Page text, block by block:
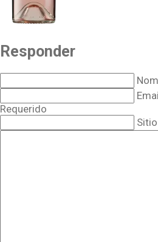
Responder
Requerido